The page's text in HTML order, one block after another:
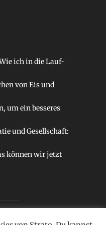
ich in die Lauf-
von Eis und
um ein besseres
und Gesellschaft:
können wir jetzt